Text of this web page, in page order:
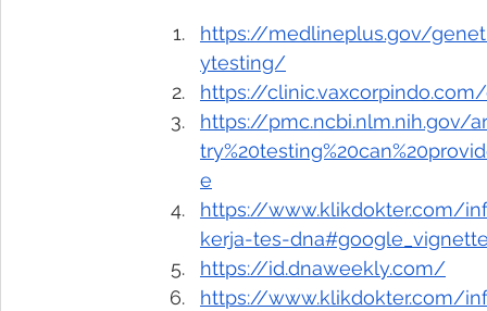
https://medlineplus.gov/
ytesting/
https://
https://pmc.ncbi.nlm.nih.gov/
e
https://www.klikdokter.com/
kerja-tes-
https://id.dnaweekly.com/
https://www.klikdokter.com/